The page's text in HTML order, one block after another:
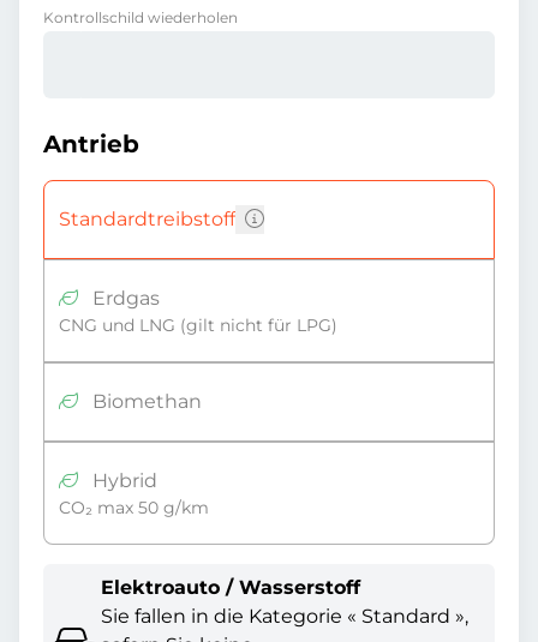
Kontrollschild wiederholen
Antrieb
Standardtreibstoff
Erdgas
CNG und LNG (gilt nicht für LPG)
Biomethan
Hybrid
CO₂ max 50 g/km
Elektroauto / Wasserstoff
Sie fallen in die Kategorie « Standard »,